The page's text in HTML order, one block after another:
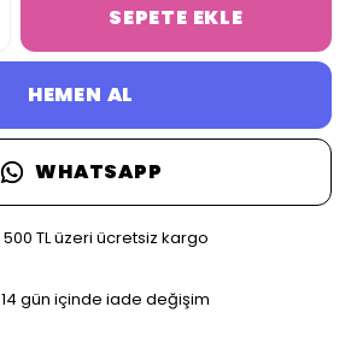
SEPETE EKLE
HEMEN AL
WHATSAPP
500 TL üzeri ücretsiz kargo
14 gün içinde iade değişim